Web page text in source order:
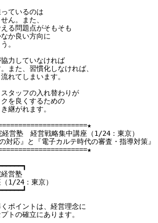
ているのは
ん。また、
る問題点がそもそも
か良い方向に
。
力していなければ
また、習慣化しなければ、
れてしまいます。
タッフの入れ替わりが
を良くするための
継がれます。
営塾　経営戦略集中講座（1/24：東京）
対応』と『電子カルテ時代の審査・指導対策』
営塾
1/24：東京）
ポイントは、経営理念に
トの確立にあります。